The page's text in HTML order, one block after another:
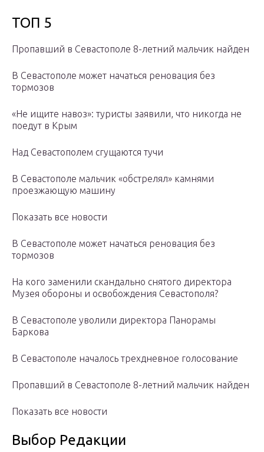
ТОП 5
Пропавший в Севастополе 8-летний мальчик найден
В Севастополе может начаться реновация без
тормозов
«Не ищите навоз»: туристы заявили, что никогда не
поедут в Крым
Над Севастополем сгущаются тучи
В Севастополе мальчик «обстрелял» камнями
проезжающую машину
Показать все новости
В Севастополе может начаться реновация без
тормозов
На кого заменили скандально снятого директора
Музея обороны и освобождения Севастополя?
В Севастополе уволили директора Панорамы
Баркова
В Севастополе началось трехдневное голосование
Пропавший в Севастополе 8-летний мальчик найден
Показать все новости
Выбор Редакции